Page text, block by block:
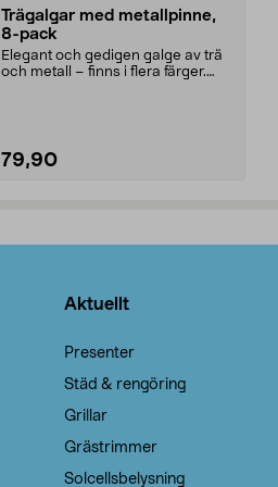
Trägalgar med metallpinne,
8-pack
Elegant och gedigen galge av trä
och metall – finns i flera färger.
79,90
Aktuellt
Presenter
Städ & rengöring
Grillar
Grästrimmer
Solcellsbelysning